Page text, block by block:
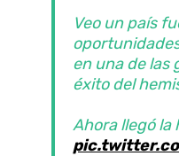
Veo un país
en una de las
éxito del
Ahora llegó la